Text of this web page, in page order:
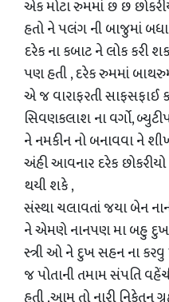
એક મોટા રુમમાં છ છ
હતો ને પલંગ ની બાજુમાં
દરેક ના કબાટ ને લોક
પણ હતી , દરેક રુમમાં
એ જ વારાફરતી સાફસફાઈ
સિવણકલાશ ના વર્ગો,
ને નમકીન નો બનાવવા ને
અંહી આવનાર દરેક
થયી શકે ,
સંસ્થા ચલાવતાં જયા બેન
ને એમણે નાનપણ મા બહુ
સ્ત્રી ઓ ને દુખ સહન ના
જ પોતાની તમામ સંપતિ